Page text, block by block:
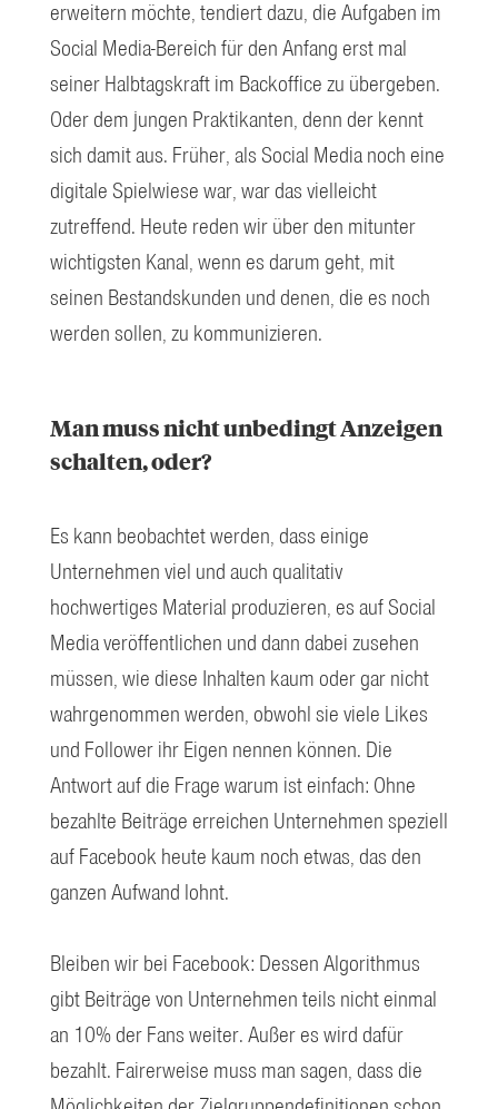
erweitern möchte, tendiert dazu, die Aufgaben im
Social Media-Bereich für den Anfang erst mal
seiner Halbtagskraft im Backoffice zu übergeben.
Oder dem jungen Praktikanten, denn der kennt
sich damit aus. Früher, als Social Media noch eine
digitale Spielwiese war, war das vielleicht
zutreffend. Heute reden wir über den mitunter
wichtigsten Kanal, wenn es darum geht, mit
seinen Bestandskunden und denen, die es noch
werden sollen, zu kommunizieren.
Man muss nicht unbedingt Anzeigen
schalten, oder?
Es kann beobachtet werden, dass einige
Unternehmen viel und auch qualitativ
hochwertiges Material produzieren, es auf Social
Media veröffentlichen und dann dabei zusehen
müssen, wie diese Inhalten kaum oder gar nicht
wahrgenommen werden, obwohl sie viele Likes
und Follower ihr Eigen nennen können. Die
Antwort auf die Frage warum ist einfach: Ohne
bezahlte Beiträge erreichen Unternehmen speziell
auf Facebook heute kaum noch etwas, das den
ganzen Aufwand lohnt.
Bleiben wir bei Facebook: Dessen Algorithmus
gibt Beiträge von Unternehmen teils nicht einmal
an 10% der Fans weiter. Außer es wird dafür
bezahlt. Fairerweise muss man sagen, dass die